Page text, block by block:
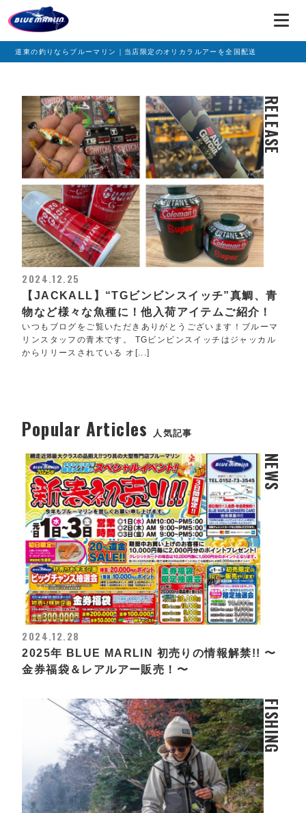
道東の釣りならブルーマリン｜当店限定のオリカラルアーを全国配送
RELEASE
2024.12.25
【JACKALL】“TGビンビンスイッチ”真鯛、青
物など様々な魚種に！他入荷アイテムご紹介！
いつもブログをご覧いただきありがとうございます！ブルーマ
リンスタッフの青木です。 TGビンビンスイッチはジャッカル
からリリースされている オ[...]
Popular Articles 人気記事
NEWS
2024.12.28
2025年 BLUE MARLIN 初売りの情報解禁!! 〜
金券福袋＆レアルアー販売！〜
FISHING